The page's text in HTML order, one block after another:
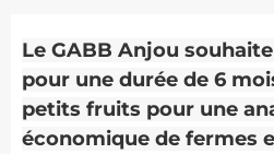
Le GABB Anjou
pour une durée de 6
petits fruits pour une
économique de fermes